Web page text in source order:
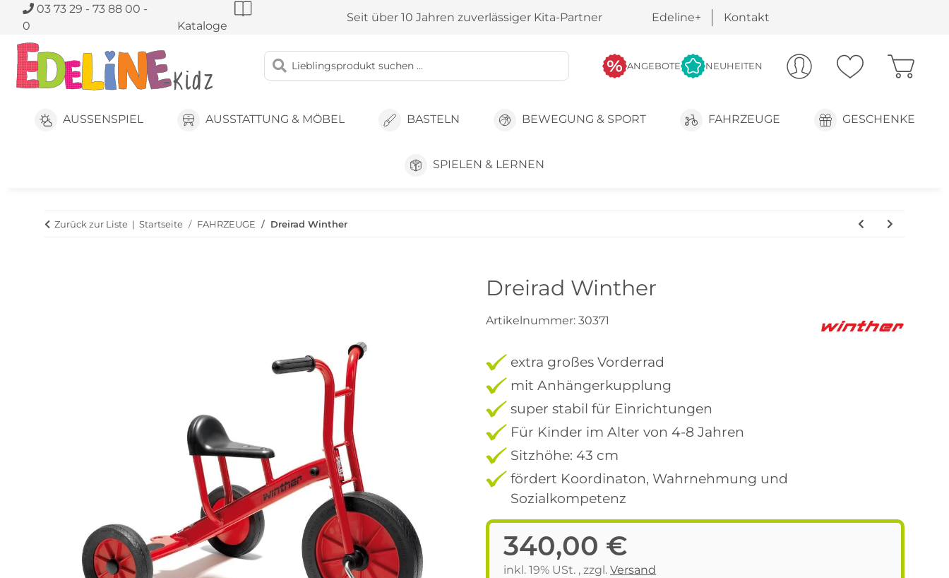
03 73 29 - 73 88 00 -
0
Kataloge
Seit über 10 Jahren zuverlässiger Kita-Partner Edeline+ Kontakt
ANGEBOTE NEUHEITEN
AUSSENSPIEL AUSSTATTUNG & MÖBEL BASTELN BEWEGUNG & SPORT FAHRZEUGE GESCHENKE
SPIELEN & LERNEN
Zurück zur Liste Startseite FAHRZEUGE Dreirad Winther
Dreirad Winther
Artikelnummer: 30371
extra großes Vorderrad
mit Anhängerkupplung
super stabil für Einrichtungen
Für Kinder im Alter von 4-8 Jahren
Sitzhöhe: 43 cm
fördert Koordinaton, Wahrnehmung und
Sozialkompetenz
340,00 €
inkl. 19% USt. , zzgl. Versand